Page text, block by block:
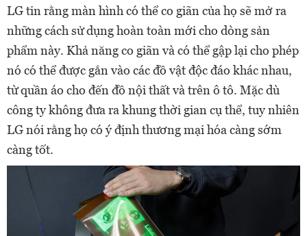
LG tin rằng màn hình có thể co giãn của họ sẽ mở ra
những cách sử dụng hoàn toàn mới cho dòng sản
phẩm này. Khả năng co giãn và có thể gập lại cho phép
nó có thể được gắn vào các đồ vật độc đáo khác nhau,
từ quần áo cho đến đồ nội thất và trên ô tô. Mặc dù
công ty không đưa ra khung thời gian cụ thể, tuy nhiên
LG nói rằng họ có ý định thương mại hóa càng sớm
càng tốt.